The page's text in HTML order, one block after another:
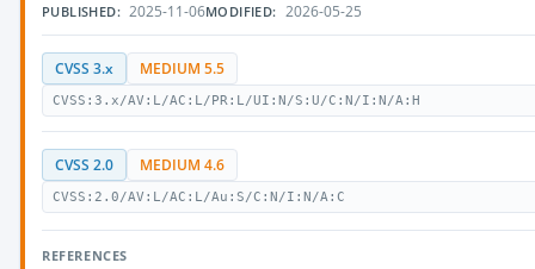
PUBLISHED: 2025-11-06MODIFIED: 2026-05-25
CVSS 3.x MEDIUM 5.5
CVSS:3.x/AV:L/AC:L/PR:L/UI:N/S:U/C:N/I:N/A:H
CVSS 2.0 MEDIUM 4.6
CVSS:2.0/AV:L/AC:L/Au:S/C:N/I:N/A:C
REFERENCES